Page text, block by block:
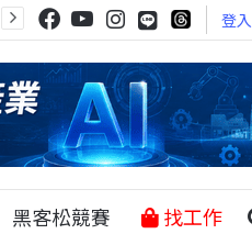
登入
黑客松競賽 找工作